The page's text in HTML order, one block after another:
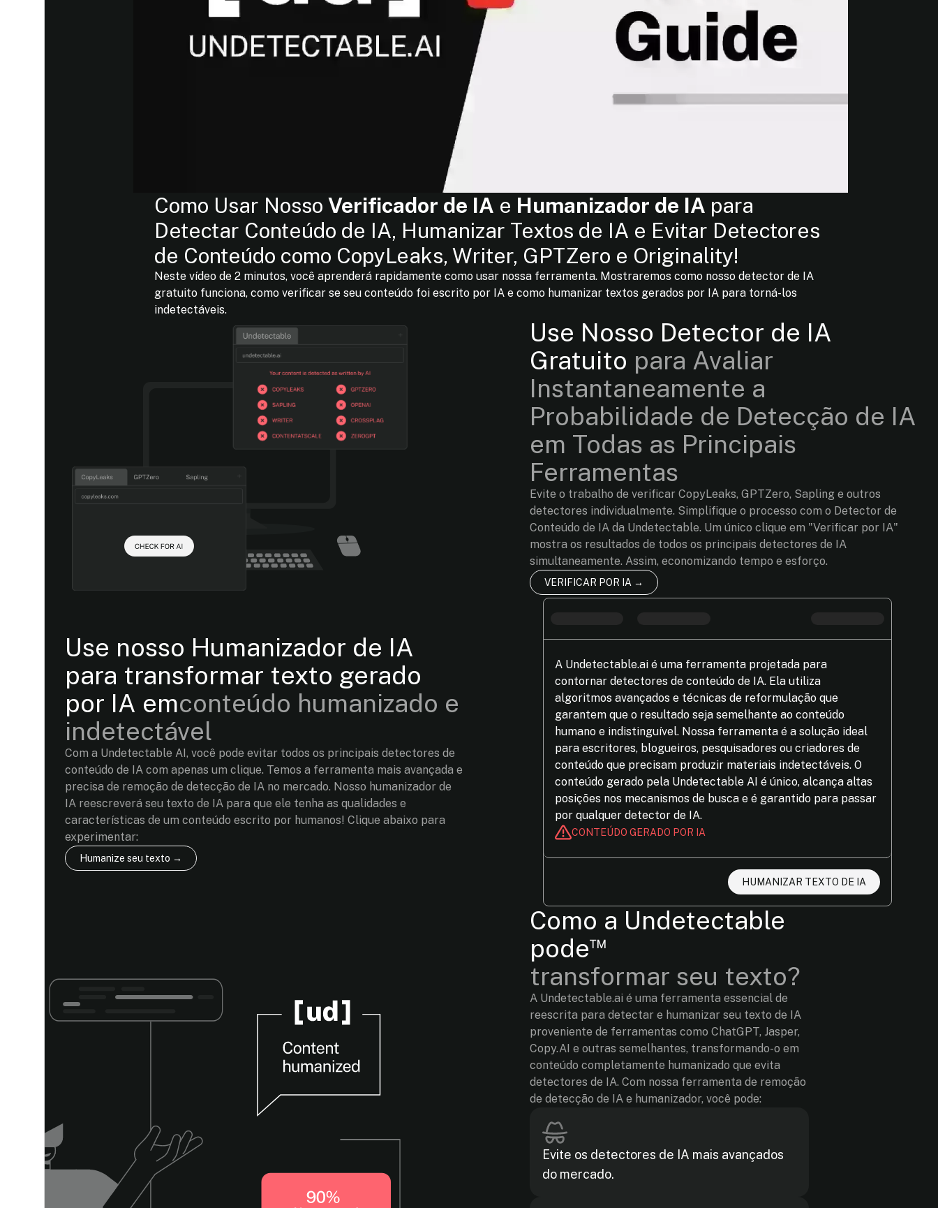
Como Usar Nosso Verificador de IA e Humanizador de IA para
Detectar Conteúdo de IA, Humanizar Textos de IA e Evitar Detectores
de Conteúdo como CopyLeaks, Writer, GPTZero e Originality!
Neste vídeo de 2 minutos, você aprenderá rapidamente como usar nossa ferramenta. Mostraremos como nosso detector de IA
gratuito funciona, como verificar se seu conteúdo foi escrito por IA e como humanizar textos gerados por IA para torná-los
indetectáveis.
Use Nosso Detector de IA
Gratuito para Avaliar
Instantaneamente a
Probabilidade de Detecção de IA
em Todas as Principais
Ferramentas
Evite o trabalho de verificar CopyLeaks, GPTZero, Sapling e outros
detectores individualmente. Simplifique o processo com o Detector de
Conteúdo de IA da Undetectable. Um único clique em "Verificar por IA"
mostra os resultados de todos os principais detectores de IA
simultaneamente. Assim, economizando tempo e esforço.
VERIFICAR POR IA →
Use nosso Humanizador de IA
para transformar texto gerado
por IA emconteúdo humanizado e
indetectável
Com a Undetectable AI, você pode evitar todos os principais detectores de
conteúdo de IA com apenas um clique. Temos a ferramenta mais avançada e
precisa de remoção de detecção de IA no mercado. Nosso humanizador de
IA reescreverá seu texto de IA para que ele tenha as qualidades e
características de um conteúdo escrito por humanos! Clique abaixo para
experimentar:
Humanize seu texto →
A Undetectable.ai é uma ferramenta projetada para
contornar detectores de conteúdo de IA. Ela utiliza
algoritmos avançados e técnicas de reformulação que
garantem que o resultado seja semelhante ao conteúdo
humano e indistinguível. Nossa ferramenta é a solução ideal
para escritores, blogueiros, pesquisadores ou criadores de
conteúdo que precisam produzir materiais indetectáveis. O
conteúdo gerado pela Undetectable AI é único, alcança altas
posições nos mecanismos de busca e é garantido para passar
por qualquer detector de IA.
CONTEÚDO GERADO POR IA
HUMANIZAR TEXTO DE IA
Como a Undetectable
pode™
transformar seu texto?
A Undetectable.ai é uma ferramenta essencial de
reescrita para detectar e humanizar seu texto de IA
proveniente de ferramentas como ChatGPT, Jasper,
Copy.AI e outras semelhantes, transformando-o em
conteúdo completamente humanizado que evita
detectores de IA. Com nossa ferramenta de remoção
de detecção de IA e humanizador, você pode:
Evite os detectores de IA mais avançados
do mercado.